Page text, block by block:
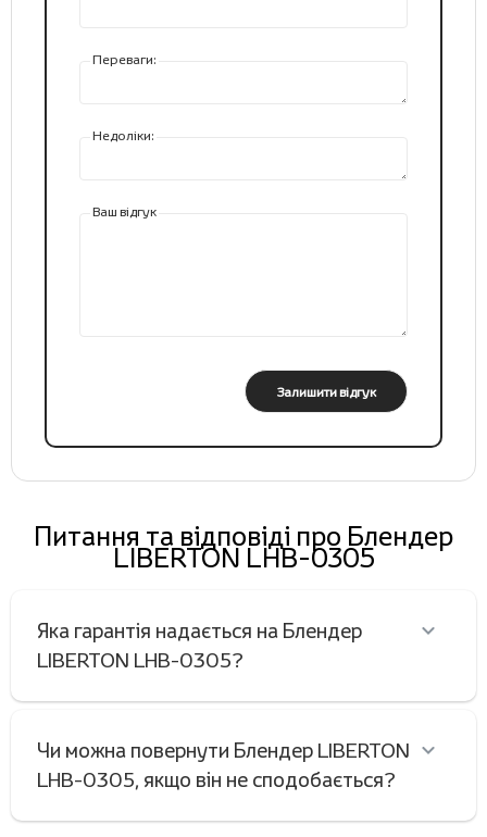
Переваги:
Недоліки:
Ваш відгук
Залишити відгук
Питання та відповіді про Блендер
LIBERTON LHB-0305
Яка гарантія надається на Блендер
LIBERTON LHB-0305?
Чи можна повернути Блендер LIBERTON
LHB-0305, якщо він не сподобається?